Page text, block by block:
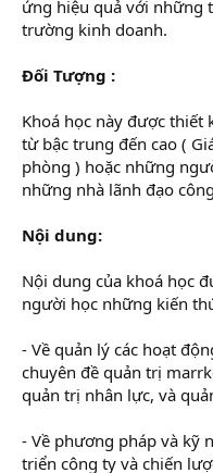
ứng hiệu quả với những
trường kinh doanh.
Đối Tượng :
Khoá học này được thiết
từ bậc trung đến cao (
phòng ) hoặc những
những nhà lãnh đạo
Nội dung:
Nội dung của khoá học
người học những kiến
- Về quản lý các hoạt
chuyên đề quản trị
quản trị nhân lực, và
- Về phương pháp và kỹ
triển công ty và chiến